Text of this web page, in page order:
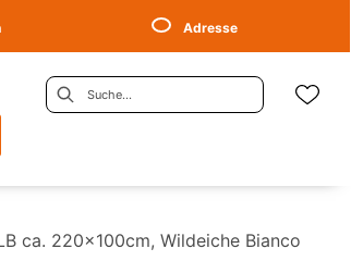
Adresse
ca. 220x100cm, Wildeiche Bianco